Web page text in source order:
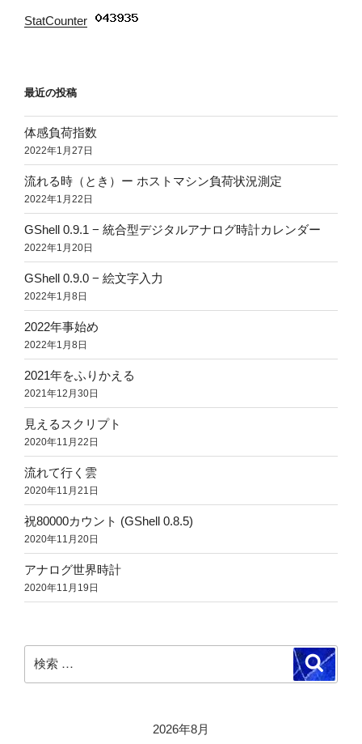
StatCounter
最近の投稿
体感負荷指数
2022年1月27日
流れる時（とき）ー ホストマシン負荷状況測定
2022年1月22日
GShell 0.9.1 − 統合型デジタルアナログ時計カレンダー
2022年1月20日
GShell 0.9.0 − 絵文字入力
2022年1月8日
2022年事始め
2022年1月8日
2021年をふりかえる
2021年12月30日
見えるスクリプト
2020年11月22日
流れて行く雲
2020年11月21日
祝80000カウント (GShell 0.8.5)
2020年11月20日
アナログ世界時計
2020年11月19日
索:
検
索
2026年8月